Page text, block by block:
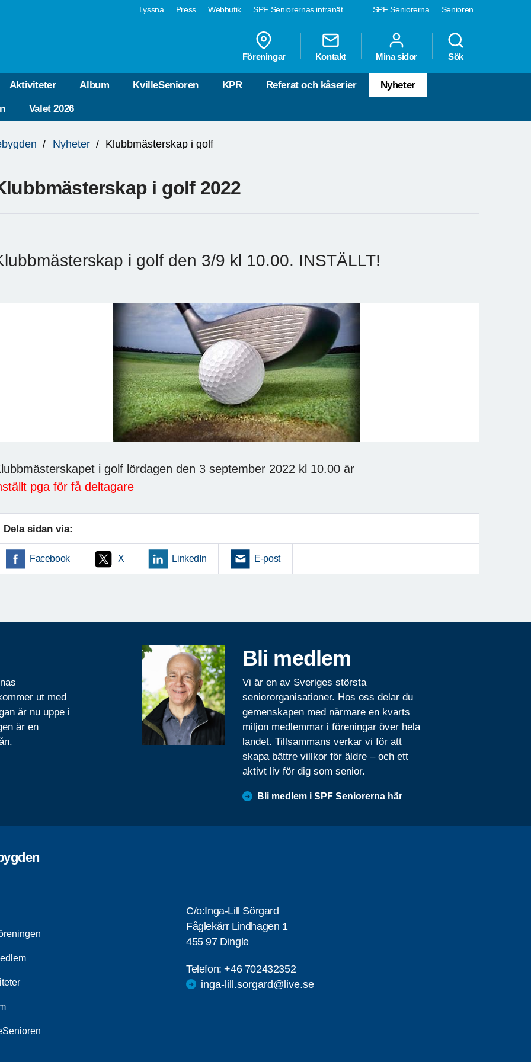
SPF Seniorerna Senioren
Lyssna Press Webbutik SPF Seniorernas intranät
Föreningar Kontakt Mina sidor Sök
Aktiviteter Album KvilleSenioren KPR Referat och kåserier Nyheter
Valet 2026
Nyheter Klubbmästerskap i golf
i golf 2022
i golf den 3/9 kl 10.00. INSTÄLLT!
i golf lördagen den 3 september 2022 kl 10.00 är
pga för få deltagare
Dela sidan via:
Facebook X LinkedIn E-post
ut med
är nu uppe i
är en
Bli medlem
Vi är en av Sveriges största
seniororganisationer. Hos oss delar du
gemenskapen med närmare en kvarts
miljon medlemmar i föreningar över hela
landet. Tillsammans verkar vi för att
skapa bättre villkor för äldre – och ett
aktivt liv för dig som senior.
Bli medlem i SPF Seniorerna här
C/o:Inga-Lill Sörgard
Fåglekärr Lindhagen 1
455 97 Dingle
Telefon:+46 702432352
inga-lill.sorgard@live.se